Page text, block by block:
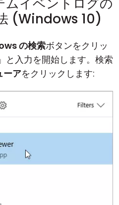
イベントログの
(Windows 10)
の検索ボタンをクリッ
と入力を開始します。検索
ーアをクリックします: